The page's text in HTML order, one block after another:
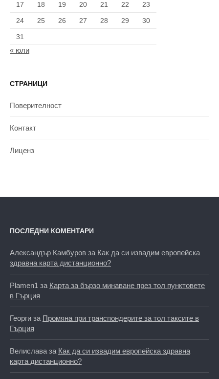
17 18 19 20 21 22 23
24 25 26 27 28 29 30
31
« юли
СТРАНИЦИ
Поверителност
Контакт
Лиценз
ПОСЛЕДНИ КОМЕНТАРИ
Александър Камбуров за Как да си извадим европейска
здравна карта дистанционно?
Plamen1 за Карта за бързо минаване през тол пунктовете
в Гърция
Георги за Промяна при транспондерите за тол таксите в
Гърция
Велиславаза Как да си извадим европейска здравна
карта дистанционно?